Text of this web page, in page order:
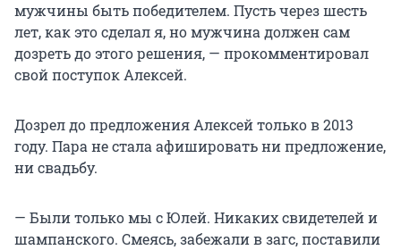
мужчины быть победителем. Пусть через шесть
лет, как это сделал я, но мужчина должен сам
дозреть до этого решения, — прокомментировал
свой поступок Алексей.
Дозрел до предложения Алексей только в 2013
году. Пара не стала афишировать ни предложение,
ни свадьбу.
— Были только мы с Юлей. Никаких свидетелей и
шампанского. Смеясь, забежали в загс, поставили